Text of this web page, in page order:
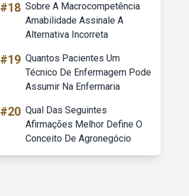
#18 Sobre A Macrocompetência
Amabilidade Assinale A
Alternativa Incorreta
#19 Quantos Pacientes Um
Técnico De Enfermagem Pode
Assumir Na Enfermaria
#20 Qual Das Seguintes
Afirmações Melhor Define O
Conceito De Agronegócio